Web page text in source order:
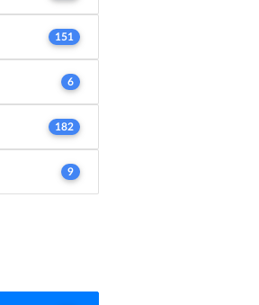
151
6
182
9